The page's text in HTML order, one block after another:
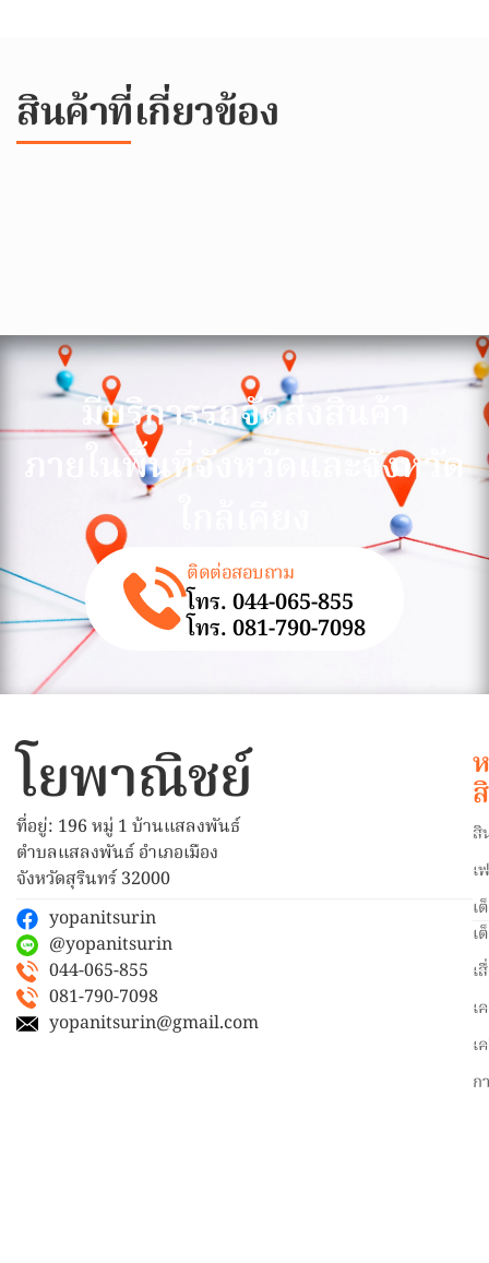
สินค้าที่เกี่ยวข้อง
มีบริการรถจัดส่งสินค้า
ภายในพื้นที่จังหวัดและจังหวัด
ติดต่อสอบถาม
โทร. 044-065-855
โทร. 081-790-7098
โยพาณิชย์
ที่อยู่: 196 หมู่ 1 บ้านแสลงพันธ์
ตำบลแสลงพันธ์ อำเภอเมือง
จังหวัดสุรินทร์ 32000
yopanitsurin
@yopanitsurin
044-065-855
081-790-7098
yopanitsurin@gmail.com
สิ
เ
เ
เ
เ
เ
เ
ก